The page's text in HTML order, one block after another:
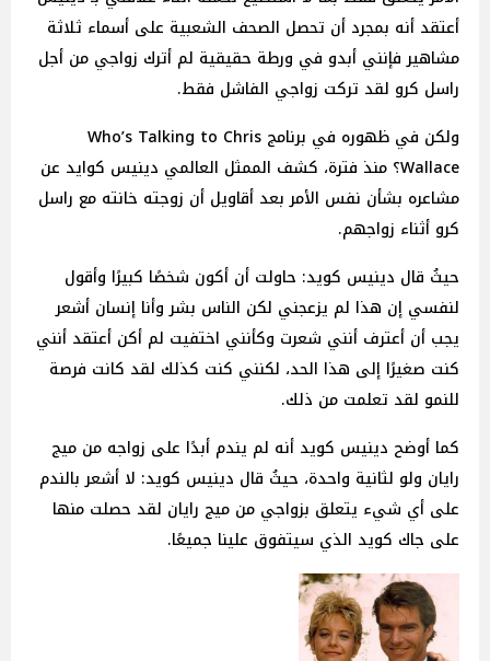
أعتقد أنه بمجرد أن تحصل الصحف الشعبية على أسماء ثلاثة
مشاهير فإنني أبدو في ورطة حقيقية لم أترك زواجي من أجل
راسل كرو لقد تركت زواجي الفاشل فقط.
ولكن في ظهوره في برنامج Who’s Talking to Chris
Wallace؟ منذ فترة، كشف الممثل العالمي دينيس كوايد عن
مشاعره بشأن نفس الأمر بعد أقاويل أن زوجته خانته مع راسل
كرو أثناء زواجهم.
حيثُ قال دينيس كويد: حاولت أن أكون شخصًا كبيرًا وأقول
لنفسي إن هذا لم يزعجني لكن الناس بشر وأنا إنسان أشعر
يجب أن أعترف أنني شعرت وكأنني اختفيت لم أكن أعتقد أنني
كنت صغيرًا إلى هذا الحد، لكنني كنت كذلك لقد كانت فرصة
للنمو لقد تعلمت من ذلك.
كما أوضح دينيس كويد أنه لم يندم أبدًا على زواجه من ميج
رايان ولو لثانية واحدة، حيثُ قال دينيس كويد: لا أشعر بالندم
على أي شيء يتعلق بزواجي من ميج رايان لقد حصلت منها
على جاك كويد الذي سيتفوق علينا جميعًا.